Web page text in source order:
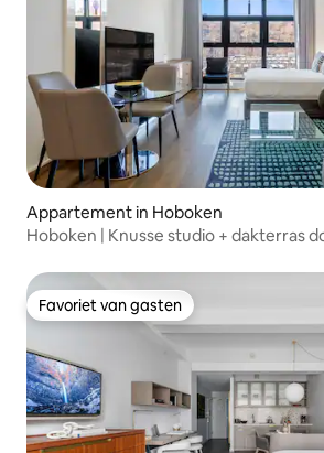
Appartement in Hoboken
Hoboken | Knusse studio + dakterras
Favoriet van gasten
Favoriet van gasten